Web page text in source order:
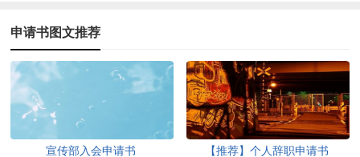
申请书图文推荐
宣传部入会申请书 【推荐】个人辞职申请书